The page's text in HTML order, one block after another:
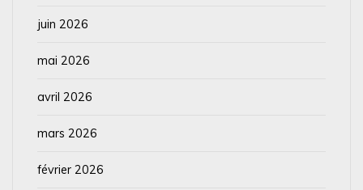
juin 2026
mai 2026
avril 2026
mars 2026
février 2026